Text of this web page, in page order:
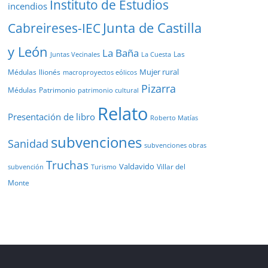
incendios Instituto de Estudios
Cabreireses-IEC Junta de Castilla
y León Juntas Vecinales La Baña La Cuesta Las
Médulas llionés macroproyectos eólicos Mujer rural
Médulas Patrimonio patrimonio cultural Pizarra
Presentación de libro Relato Roberto Matías
Sanidad subvenciones subvenciones obras
subvención Truchas Turismo Valdavido Villar del
Monte